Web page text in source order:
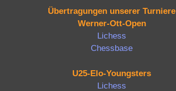
Übertragungen unserer Turniere
Werner-Ott-Open
Lichess
Chessbase
U25-Elo-Youngsters
Lichess